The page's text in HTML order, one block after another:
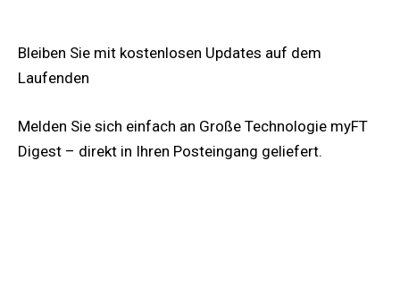
Bleiben Sie mit kostenlosen Updates auf dem
Laufenden
Melden Sie sich einfach an Große Technologie myFT
Digest – direkt in Ihren Posteingang geliefert.